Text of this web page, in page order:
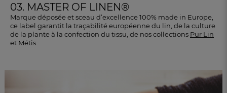
03. MASTER OF LINEN®
Marque déposée et sceau d’excellence 100% made in Europe,
ce label garantit la traçabilité européenne du lin, de la culture
de la plante à la confection du tissu, de nos collections Pur Lin
et Métis